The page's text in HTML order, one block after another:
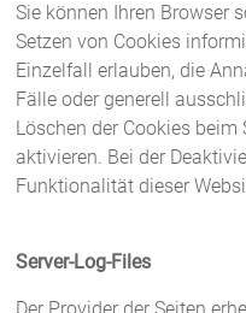
Sie können Ihren Browser
Setzen von Cookies
Einzelfall erlauben, die
Fälle oder generell
Löschen der Cookies beim
aktivieren. Bei der
Funktionalität dieser
Server-Log-Files